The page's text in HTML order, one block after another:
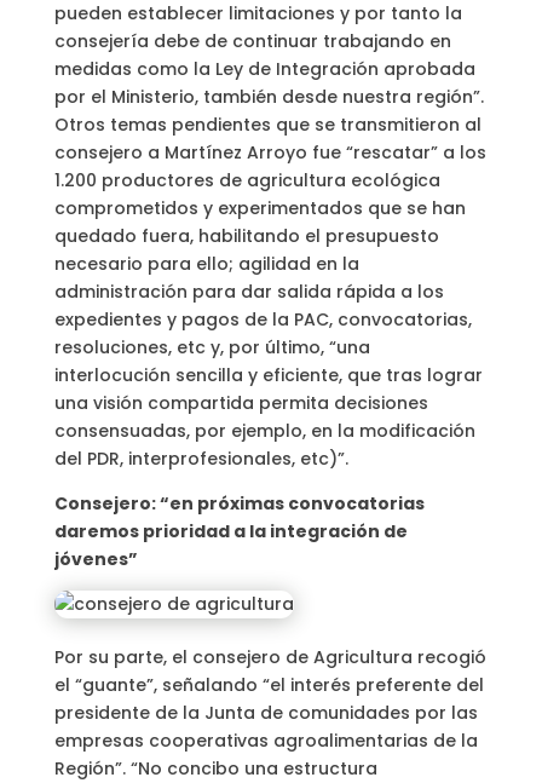
pueden establecer limitaciones y por tanto la
consejería debe de continuar trabajando en
medidas como la Ley de Integración aprobada
por el Ministerio, también desde nuestra región”.
Otros temas pendientes que se transmitieron al
consejero a Martínez Arroyo fue “rescatar” a los
1.200 productores de agricultura ecológica
comprometidos y experimentados que se han
quedado fuera, habilitando el presupuesto
necesario para ello; agilidad en la
administración para dar salida rápida a los
expedientes y pagos de la PAC, convocatorias,
resoluciones, etc y, por último, “una
interlocución sencilla y eficiente, que tras lograr
una visión compartida permita decisiones
consensuadas, por ejemplo, en la modificación
del PDR, interprofesionales, etc)”.
Consejero: “en próximas convocatorias
daremos prioridad a la integración de
jóvenes”
Por su parte, el consejero de Agricultura recogió
el “guante”, señalando “el interés preferente del
presidente de la Junta de comunidades por las
empresas cooperativas agroalimentarias de la
Región”. “No concibo una estructura